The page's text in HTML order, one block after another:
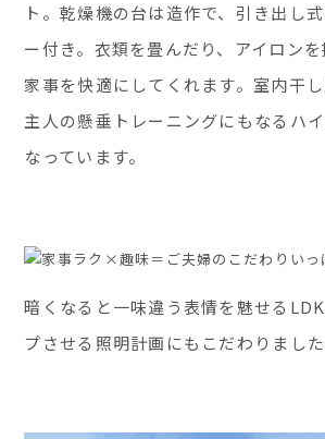
ト。乾燥機の台は造作で、引き出し
ー付き。衣類を畳んだり、アイロン
家事を快適にしてくれます。室内干
主人の懸垂トレーニングにもなるハ
なっています。
暗くなると一味違う表情を魅せる
プさせる照明計画にもこだわりました